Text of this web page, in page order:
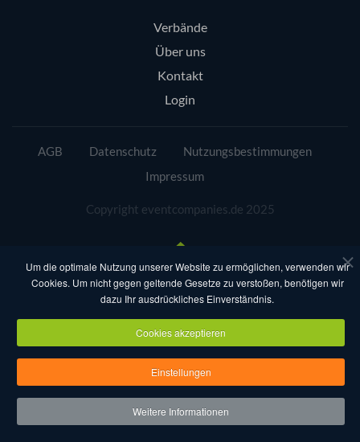
Verbände
Über uns
Kontakt
Login
AGB Datenschutz
Nutzungsbestimmungen
Impressum
Copyright eventcompanies.de 2025
Um die optimale Nutzung unserer Website zu ermöglichen, verwenden wir
Cookies. Um nicht gegen geltende Gesetze zu verstoßen, benötigen wir
dazu Ihr ausdrückliches Einverständnis.
Cookies akzeptieren
Einstellungen
Weitere Informationen